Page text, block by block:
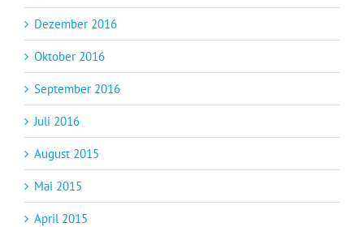
Dezember 2016
Oktober 2016
September 2016
Juli 2016
August 2015
Mai 2015
April 2015